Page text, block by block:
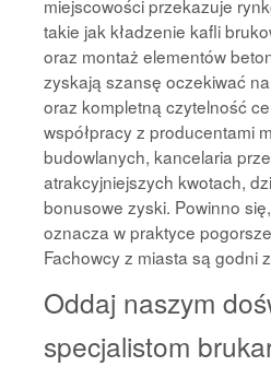
miejscowości przekazuje
takie jak kładzenie kafli
oraz montaż elementów
zyskają szansę oczekiwać
oraz kompletną czytelność
współpracy z producentami
budowlanych, kancelaria
atrakcyjniejszych kwotach,
bonusowe zyski. Powinno
oznacza w praktyce
Fachowcy z miasta są godni
Oddaj naszym
specjalistom